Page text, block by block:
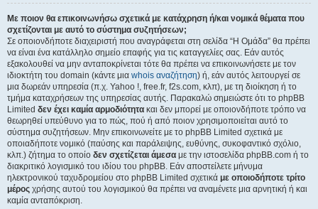
Με ποιον θα επικοινωνήσω σχετικά με κατάχρηση ή/και νομικά θέματα που
σχετίζονται με αυτό το σύστημα συζητήσεων;
Σε οποιονδήποτε διαχειριστή που αναγράφεται στη σελίδα “Η Ομάδα” θα πρέπει
να είναι ένα κατάλληλο σημείο επαφής για τις καταγγελίες σας. Εάν αυτός
εξακολουθεί να μην ανταποκρίνεται τότε θα πρέπει να επικοινωνήσετε με τον
ιδιοκτήτη του domain (κάντε μια whois αναζήτηση) ή, εάν αυτός λειτουργεί σε
μια δωρεάν υπηρεσία (π.χ. Yahoo !, free.fr, f2s.com, κλπ), με τη διοίκηση ή το
τμήμα καταχρήσεων της υπηρεσίας αυτής. Παρακαλώ σημειώστε ότι το phpBB
Limited δεν έχει καμία αρμοδιότητα και δεν μπορεί με οποιονδήποτε τρόπο να
θεωρηθεί υπεύθυνο για το πώς, πού ή από ποιον χρησιμοποιείται αυτό το
σύστημα συζητήσεων. Μην επικοινωνείτε με το phpBB Limited σχετικά με
οποιαδήποτε νομικό (παύσης και παράλειψης, ευθύνης, συκοφαντικό σχόλιο,
κλπ.) ζήτημα το οποίο δεν σχετίζεται άμεσα με την ιστοσελίδα phpBB.com ή το
διακριτικό λογισμικό του ιδίου του phpBB. Εάν αποστείλετε μήνυμα
ηλεκτρονικού ταχυδρομείου στο phpBB Limited σχετικά με οποιοδήποτε τρίτο
μέρος χρήσης αυτού του λογισμικού θα πρέπει να αναμένετε μια αρνητική ή και
καμία ανταπόκριση.